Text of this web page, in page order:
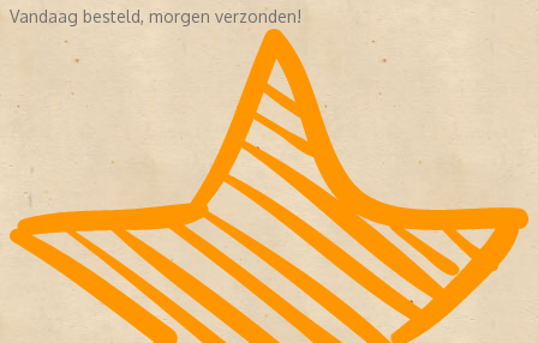
Vandaag besteld, morgen verzonden!